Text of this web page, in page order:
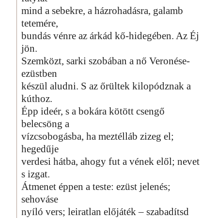
mind a sebekre, a házrohadásra, galamb
tetemére,
bundás vénre az árkád kő-hidegében. Az Éj
jön.
Szemközt, sarki szobában a nő Veronése-
ezüstben
készül aludni. S az őrültek kilopódznak a
kúthoz.
Épp ideér, s a bokára kötött csengő
belecsöng a
vízcsobogásba, ha meztélláb zizeg el;
hegedűje
verdesi hátba, ahogy fut a vének elől; nevet
s izgat.
Átmenet éppen a teste: ezüst jelenés;
sehováse
nyíló vers; leiratlan előjáték – szabadítsd